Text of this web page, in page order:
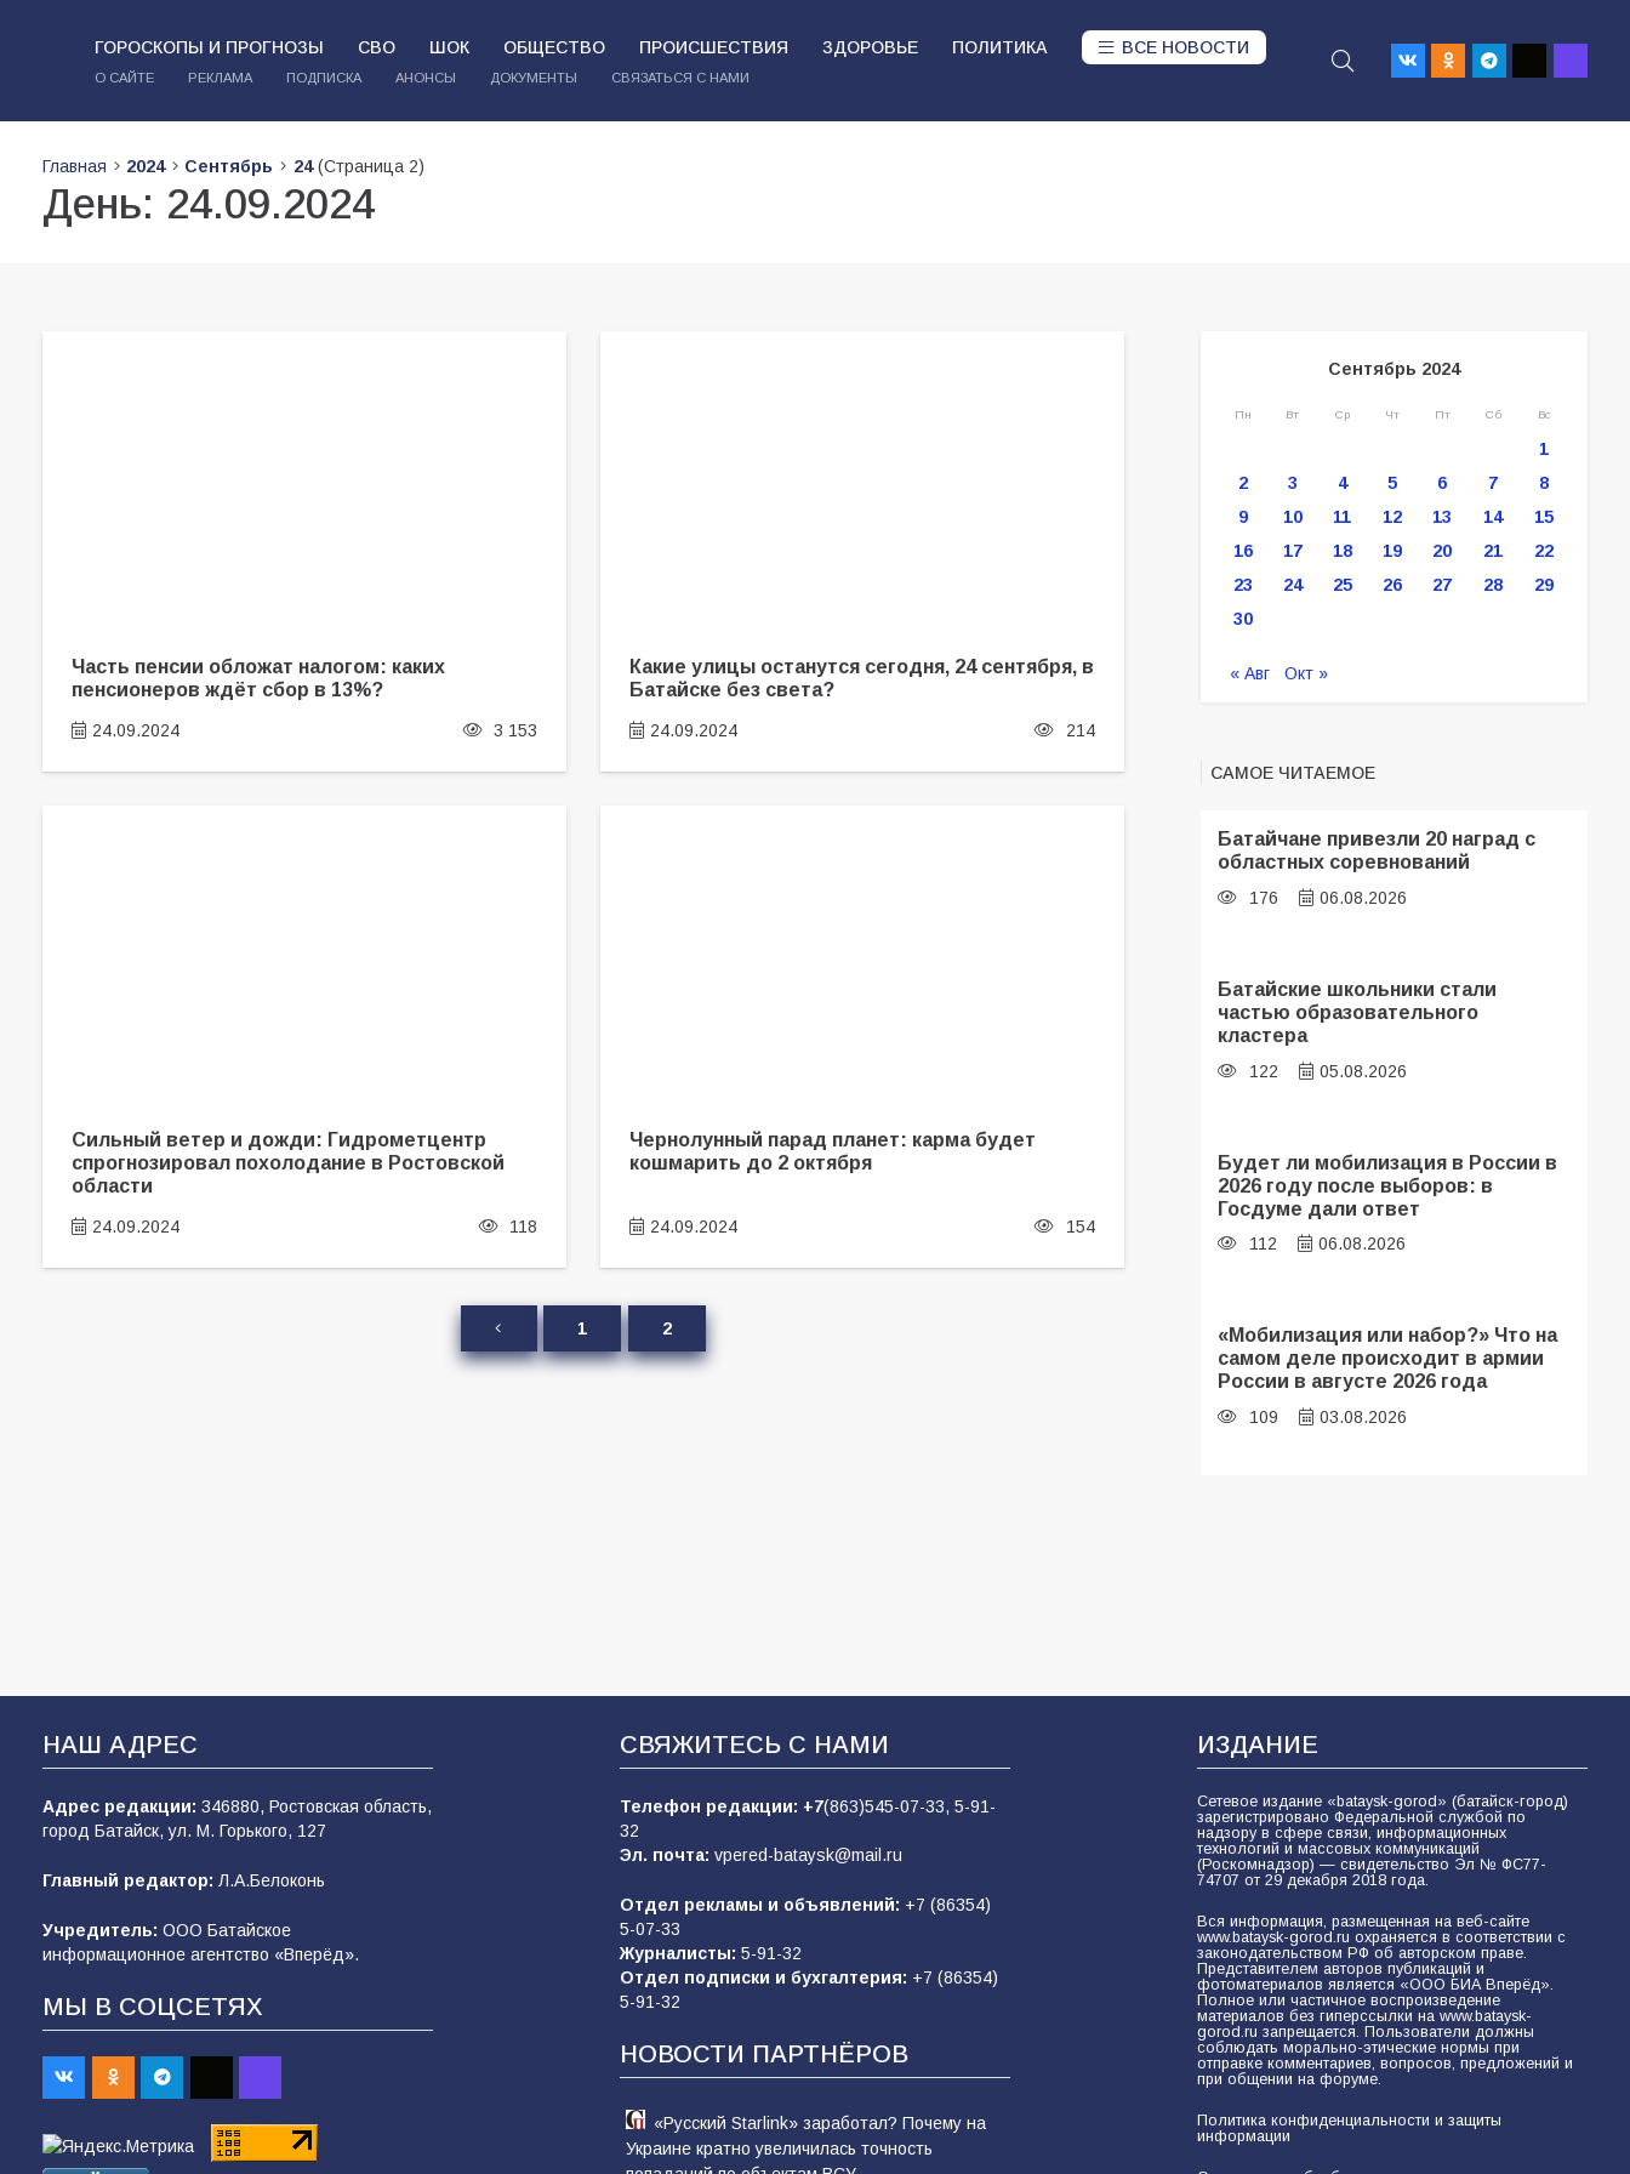
ГОРОСКОПЫ И ПРОГНОЗЫ СВО ШОК ОБЩЕСТВО ПРОИСШЕСТВИЯ ЗДОРОВЬЕ ПОЛИТИКА ВСЕ НОВОСТИ
О САЙТЕ РЕКЛАМА ПОДПИСКА АНОНСЫ ДОКУМЕНТЫ СВЯЗАТЬСЯ С НАМИ
Главная 2024 Сентябрь 24(Страница 2)
День: 24.09.2024
Часть пенсии обложат налогом: каких
пенсионеров ждёт сбор в 13%?
24.09.2024 3 153
Какие улицы останутся сегодня, 24 сентября, в
Батайске без света?
24.09.2024 214
Сильный ветер и дожди: Гидрометцентр
спрогнозировал похолодание в Ростовской
области
24.09.2024 118
Чернолунный парад планет: карма будет
кошмарить до 2 октября
24.09.2024 154
1 2
Сентябрь 2024
Пн Вт Ср Чт Пт Сб Вс
1
2
3 4 5 6 7
8
9
10 11 12 13 14
15
16
17 18 19 20 21
22
23
24 25 26 27 28
29
30
« Авг Окт »
САМОЕ ЧИТАЕМОЕ
Батайчане привезли 20 наград с
областных соревнований
176 06.08.2026
Батайские школьники стали
частью образовательного
кластера
122 05.08.2026
Будет ли мобилизация в России в
2026 году после выборов: в
Госдуме дали ответ
112 06.08.2026
«Мобилизация или набор?» Что на
самом деле происходит в армии
России в августе 2026 года
109 03.08.2026
108
В детском саду № 35 дети
освоили строительные профессии
в ходе спортивного праздника
91 07.08.2026
Батайским спортсменам вручили
награды
67 08.08.2026
НАШ АДРЕС
Адрес редакции: 346880, Ростовская область,
город Батайск, ул. М. Горького, 127
Главный редактор: Л.А.Белоконь
Учредитель: ООО Батайское
информационное агентство «Вперёд».
МЫ В СОЦСЕТЯХ
СВЯЖИТЕСЬ С НАМИ
Телефон редакции: +7(863)545-07-33, 5-91-
32
Эл. почта: vpered-bataysk@mail.ru
Отдел рекламы и объявлений: +7 (86354)
5-07-33
Журналисты: 5-91-32
Отдел подписки и бухгалтерия: +7 (86354)
5-91-32
НОВОСТИ ПАРТНЁРОВ
«Русский Starlink» заработал? Почему на
Украине кратно увеличилась точность
ИЗДАНИЕ
Сетевое издание «bataysk-gorod» (батайск-город)
зарегистрировано Федеральной службой по
надзору в сфере связи, информационных
технологий и массовых коммуникаций
(Роскомнадзор) — свидетельство Эл № ФС77-
74707 от 29 декабря 2018 года.
Вся информация, размещенная на веб-сайте
www.bataysk-gorod.ru охраняется в соответствии с
законодательством РФ об авторском праве.
Представителем авторов публикаций и
фотоматериалов является «ООО БИА Вперёд».
Полное или частичное воспроизведение
материалов без гиперссылки на www.bataysk-
gorod.ru запрещается. Пользователи должны
соблюдать морально-этические нормы при
отправке комментариев, вопросов, предложений и
при общении на форуме.
Политика конфиденциальности и защиты
информации